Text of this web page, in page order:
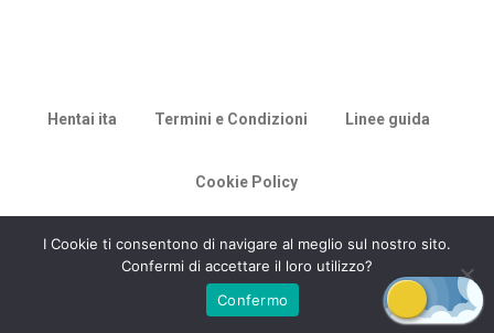
Hentai ita Termini e Condizioni Linee guida
Cookie Policy
© 2026 Racconti di Milù.
I Cookie ti consentono di navigare al meglio sul nostro sito.
Confermi di accettare il loro utilizzo?
Confermo